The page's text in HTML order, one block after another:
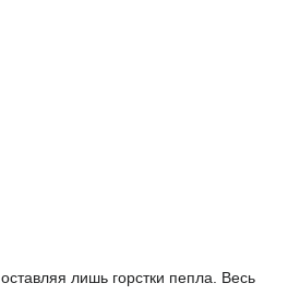
лишь горстки пепла. Весь